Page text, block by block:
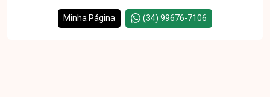
Minha Página (34) 99676-7106